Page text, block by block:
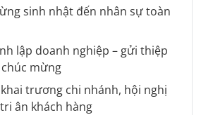
sinh nhật đến nhân sự toàn
lập doanh nghiệp – gửi thiệp
mừng
trương chi nhánh, hội nghị
ân khách hàng